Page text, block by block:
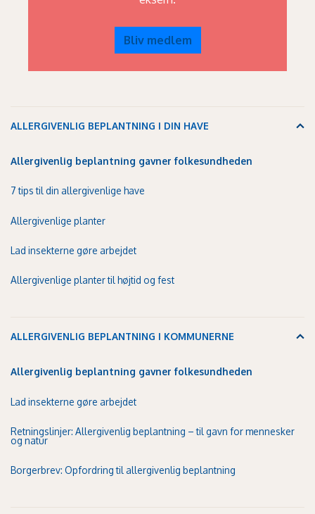
Bliv medlem
ALLERGIVENLIG BEPLANTNING I DIN HAVE
Allergivenlig beplantning gavner folkesundheden
7 tips til din allergivenlige have
Allergivenlige planter
Lad insekterne gøre arbejdet
Allergivenlige planter til højtid og fest
ALLERGIVENLIG BEPLANTNING I KOMMUNERNE
Allergivenlig beplantning gavner folkesundheden
Lad insekterne gøre arbejdet
Retningslinjer: Allergivenlig beplantning – til gavn for mennesker
og natur
Borgerbrev: Opfordring til allergivenlig beplantning